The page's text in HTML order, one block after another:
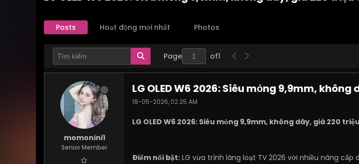
Posts Hoạt động mới nhất Photos
Page of1
momonini1
Senior Member
LG OLED W6 2026: Siêu mỏng 9,9mm,
18-05-2026, 02:25 AM
LG OLED W6 2026: Siêu mỏng 9,9mm, không dây, giá 220
Điểm nổi bật: LG vừa trình làng loạt TV 2026 với nhiều nâng